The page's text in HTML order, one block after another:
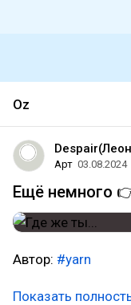
Oz
Арт 03.08.2024
Ещё немного
Автор: #yarn
Показать